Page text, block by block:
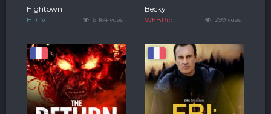
6 164 vues
Hightown
HDTV 299 vues
Becky
WEBRip